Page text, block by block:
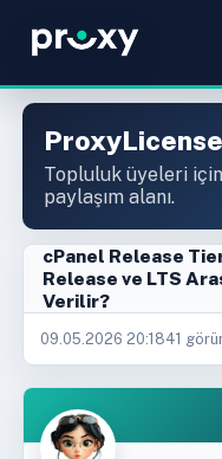
Topluluk üyeleri
paylaşım alanı.
cPanel Release
Release ve LTS
Verilir?
09.05.2026 20:1841